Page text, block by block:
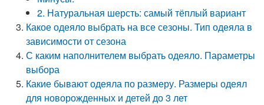
2. Натуральная шерсть: самый тёплый вариант
Какое одеяло выбрать на все сезоны. Тип одеяла в
зависимости от сезона
С каким наполнителем выбрать одеяло. Параметры
выбора
Какие бывают одеяла по размеру. Размеры одеял
для новорожденных и детей до 3 лет